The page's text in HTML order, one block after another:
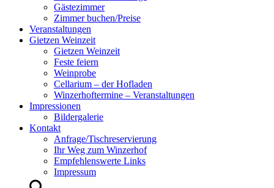
Gästezimmer
Zimmer buchen/Preise
Veranstaltungen
Gietzen Weinzeit
Gietzen Weinzeit
Feste feiern
Weinprobe
Cellarium – der Hofladen
Winzerhoftermine – Veranstaltungen
Impressionen
Bildergalerie
Kontakt
Anfrage/Tischreservierung
Ihr Weg zum Winzerhof
Empfehlenswerte Links
Impressum